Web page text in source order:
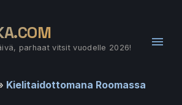
parhaat vitsit vuodelle 2026!
Kielitaidottomana Roomassa